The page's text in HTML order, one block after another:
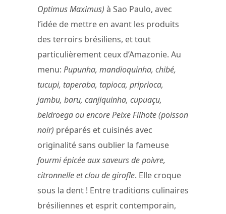
Optimus Maximus) à Sao Paulo, avec
l’idée de mettre en avant les produits
des terroirs brésiliens, et tout
particulièrement ceux d’Amazonie. Au
menu: Pupunha, mandioquinha, chibé,
tucupi, taperaba, tapioca, priprioca,
jambu, baru, canjiquinha, cupuaçu,
beldroega ou encore Peixe Filhote (poisson
noir) préparés et cuisinés avec
originalité sans oublier la fameuse
fourmi épicée aux saveurs de poivre,
citronnelle et clou de girofle. Elle croque
sous la dent ! Entre traditions culinaires
brésiliennes et esprit contemporain,